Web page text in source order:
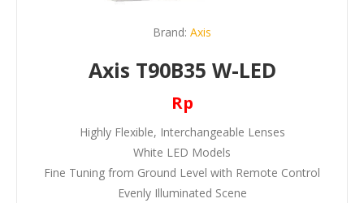
Brand: Axis
Axis T90B35 W-LED
Rp
Highly Flexible, Interchangeable Lenses
White LED Models
Fine Tuning from Ground Level with Remote Control
Evenly Illuminated Scene